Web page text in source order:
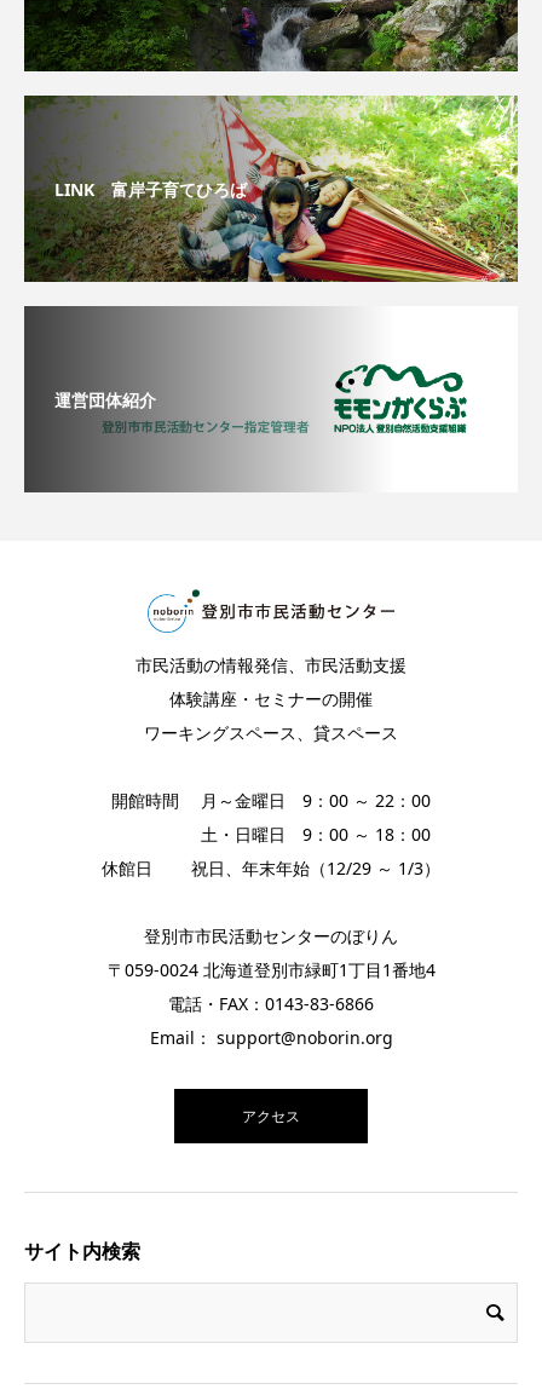
LINK 富岸子育てひろば
運営団体紹介
市民活動の情報発信、市民活動支援
体験講座・セミナーの開催
ワーキングスペース、貸スペース
開館時間 月～金曜日 9：00 ～ 22：00
土・日曜日 9：00 ～ 18：00
休館日 祝日、年末年始（12/29 ～ 1/3）
登別市市民活動センターのぼりん
〒059-0024 北海道登別市緑町1丁目1番地4
電話・FAX：0143-83-6866
Email： support@noborin.org
アクセス
サイト内検索